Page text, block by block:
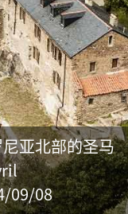
亚北部的圣马
09/08